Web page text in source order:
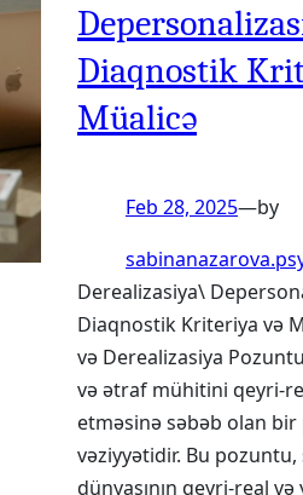
Diaqnostik
Müalicə
Feb 28, 2025—by
Derealizasiya\
Diaqnostik Kriteriya və
və Derealizasiya
və ətraf mühitini qeyri-
etməsinə səbəb olan bir
vəziyyətidir. Bu
dünyasının qeyri-real və